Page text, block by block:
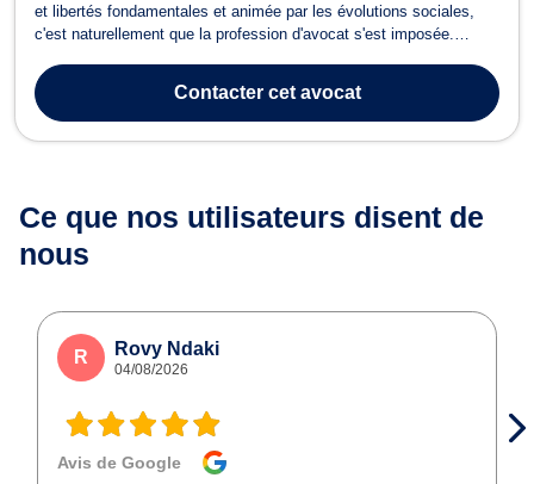
et libertés fondamentales et animée par les évolutions sociales,
c'est naturellement que la profession d'avocat s'est imposée.
est en mesure d'accompagner chaque client afin de résoudre
diverses problématique...Contactercet avocat
Ce que nos utilisateurs disent de
nous
R Rovy Ndaki
04/08/2026
Avis de Google